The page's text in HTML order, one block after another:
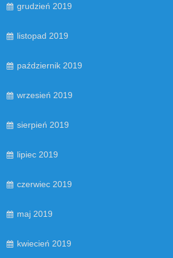
grudzień 2019
listopad 2019
październik 2019
wrzesień 2019
sierpień 2019
lipiec 2019
czerwiec 2019
maj 2019
kwiecień 2019